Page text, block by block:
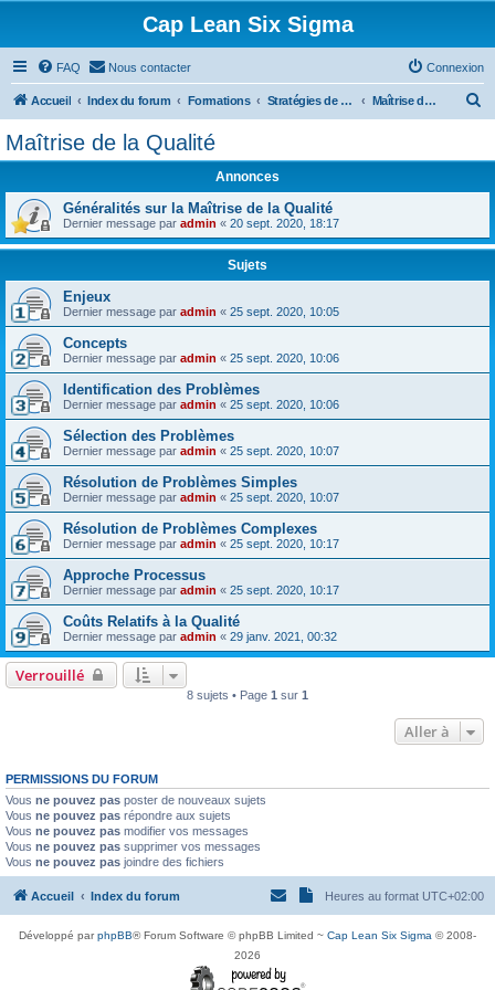
Cap Lean Six Sigma
FAQ Nous contacter Connexion
Accueil Index du forum Formations Stratégies de Détection Maîtrise de la Qualité
h
Maîtrise de la Qualité
Annonces
Généralités sur la Maîtrise de la Qualité
Dernier message par admin « 20 sept. 2020, 18:17
Sujets
Enjeux
Dernier message par admin « 25 sept. 2020, 10:05
Concepts
Dernier message par admin « 25 sept. 2020, 10:06
Identification des Problèmes
Dernier message par admin « 25 sept. 2020, 10:06
Sélection des Problèmes
Dernier message par admin « 25 sept. 2020, 10:07
Résolution de Problèmes Simples
Dernier message par admin « 25 sept. 2020, 10:07
Résolution de Problèmes Complexes
Dernier message par admin « 25 sept. 2020, 10:17
Approche Processus
Dernier message par admin « 25 sept. 2020, 10:17
Coûts Relatifs à la Qualité
Dernier message par admin « 29 janv. 2021, 00:32
Verrouillé
8 sujets • Page 1 sur 1
Aller à
PERMISSIONS DU FORUM
Vous ne pouvez pas poster de nouveaux sujets
Vous ne pouvez pas répondre aux sujets
Vous ne pouvez pas modifier vos messages
Vous ne pouvez pas supprimer vos messages
Vous ne pouvez pas joindre des fichiers
Accueil Index du forum Heures au format UTC+02:00
Développé parphpBB® Forum Software © phpBB Limited ~ Cap Lean Six Sigma © 2008-
2026